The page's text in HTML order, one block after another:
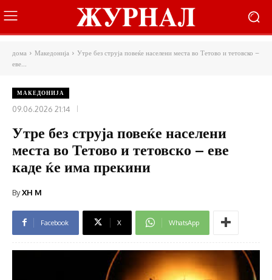
дома Македонија
Утре без струја повеќе населени места во Тетово и тетовско –
еве...
МАКЕДОНИЈА
09.06.2026 21:14
Утре без струја повеќе населени
места во Тетово и тетовско – еве
каде ќе има прекини
ByXH M
Facebook X WhatsApp